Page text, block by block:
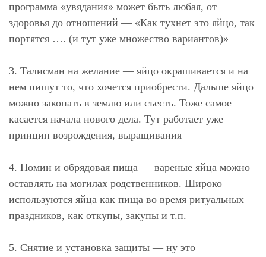
программа «увядания» может быть любая, от
здоровья до отношений — «Как тухнет это яйцо, так
портятся …. (и тут уже множество вариантов)»
3. Талисман на желание — яйцо окрашивается и на
нем пишут то, что хочется приобрести. Дальше яйцо
можно закопать в землю или съесть. Тоже самое
касается начала нового дела. Тут работает уже
принцип возрождения, выращивания
4. Помин и обрядовая пища — вареные яйца можно
оставлять на могилах родственников. Широко
используются яйца как пища во время ритуальных
праздников, как откупы, закупы и т.п.
5. Снятие и установка защиты — ну это